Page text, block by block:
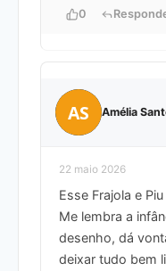
0
AS Amélia
22 maio 2026
Esse Frajola e
Me lembra a
desenho, dá
deixar tudo bem